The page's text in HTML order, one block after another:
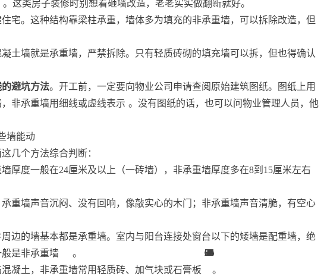
1
1
31
1
1
30
3
3
5
。这类房子装修时别想着砸墙改造，老老实实做翻新就好。
宅。这种结构靠梁柱承重，墙体多为填充的非承重墙，可以拆除改造，但
5
土墙就是承重墙，严禁拆除。只有轻质砖砌的填充墙可以拆，但也得确认
5
避坑方法。开工前，一定要向物业公司申请查阅原始建筑图纸。图纸上用
非承重墙用细线或虚线表示 。没有图纸的话，也可以问物业管理人员，他
墙能动
几个方法综合判断：
厚度一般在24厘米及以上（一砖墙），非承重墙厚度多在8到15厘米左右
66
重墙声音沉闷、没有回响，像敲实心的木门；非承重墙声音清脆，有空心
66
边的墙基本都是承重墙。室内与阳台连接处窗台以下的矮墙是配重墙，绝
是非承重墙
66
。
凝土，非承重墙常用轻质砖、加气块或石膏板
5
。
66
11
34
31
32
34
34